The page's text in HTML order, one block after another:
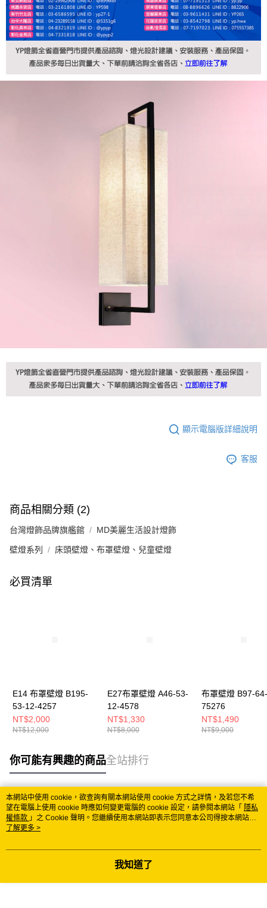
顯示電腦版詳細說明
客服
商品相關分類 (2)
台灣燈飾品牌旗艦館 MD美麗生活設計燈飾
壁燈系列 床頭壁燈、布罩壁燈、兒童壁燈
必買清單
E14 布罩壁燈 B195-
53-12-4257
NT$2,000
NT$12,000
E27布罩壁燈 A46-53-
12-4578
NT$1,330
NT$8,000
布罩壁燈 B97-64-
75276
NT$1,490
NT$9,000
你可能有興趣的商品全站排行
熱門標籤
本網站中使用 cookie，欲查詢有關本網站使用 cookie 方式之詳情，及若您不希
望在電腦上使用 cookie 時應如何變更電腦的 cookie 設定，請參閱本網站「 隱私
權條款 」之 Cookie 聲明。您繼續使用本網站即表示您同意本公司得按本網站使
用條款之 Cookie 聲明使用 cookie。
了解更多 >
我知道了